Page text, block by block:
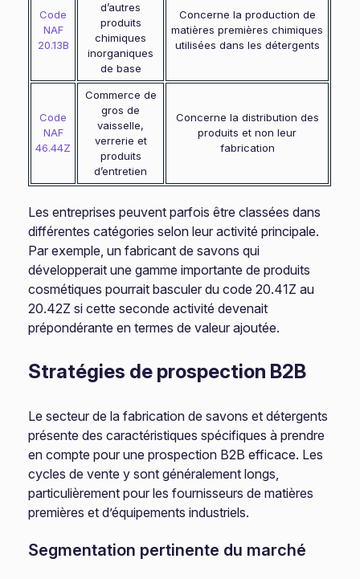
Code
NAF
20.13B
d’autres
produits
chimiques
inorganiques
de base
Concerne la production de
matières premières chimiques
utilisées dans les détergents
Code
NAF
46.44Z
Commerce de
gros de
vaisselle,
verrerie et
produits
d’entretien
Concerne la distribution des
produits et non leur
fabrication
Les entreprises peuvent parfois être classées dans
différentes catégories selon leur activité principale.
Par exemple, un fabricant de savons qui
développerait une gamme importante de produits
cosmétiques pourrait basculer du code 20.41Z au
20.42Z si cette seconde activité devenait
prépondérante en termes de valeur ajoutée.
Stratégies de prospection B2B
Le secteur de la fabrication de savons et détergents
présente des caractéristiques spécifiques à prendre
en compte pour une prospection B2B efficace. Les
cycles de vente y sont généralement longs,
particulièrement pour les fournisseurs de matières
premières et d’équipements industriels.
Segmentation pertinente du marché